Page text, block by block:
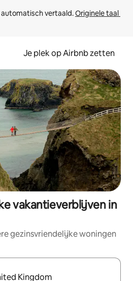
vertaald. Originele taal
Je plek op Airbnb zetten
vakantieverblijven in
gezinsvriendelijke woningen
zijn, maak je een keuze